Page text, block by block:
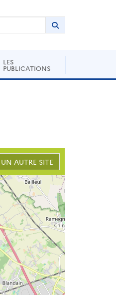
Rechercher
Lancer la
LES
PUBLICATIONS
AUTRE SITE